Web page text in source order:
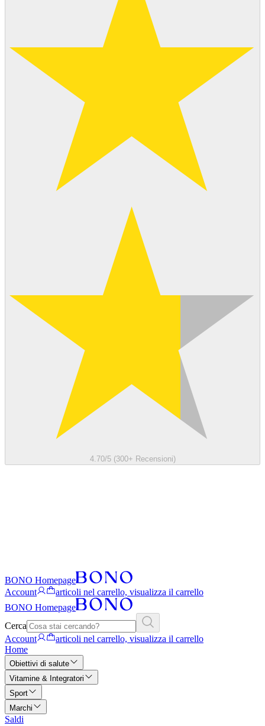
4.70/5 (300+ Recensioni)
BONO Homepage
Account
articoli nel carrello, visualizza il carrello
BONO Homepage
Cerca
Account
articoli nel carrello, visualizza il carrello
Home
Obiettivi di salute
Vitamine & Integratori
Sport
Marchi
Saldi